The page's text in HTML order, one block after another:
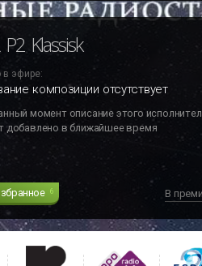
Klassisk
в эфире:
композиции отсутствует
момент описание этого
добавлено в ближайшее время
6 В